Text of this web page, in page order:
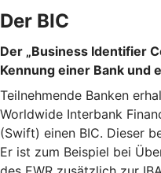
Der BIC
Der „Business Identifier
Kennung einer Bank und
Teilnehmende Banken
Worldwide Interbank
(Swift) einen BIC. Dieser
Er ist zum Beispiel bei